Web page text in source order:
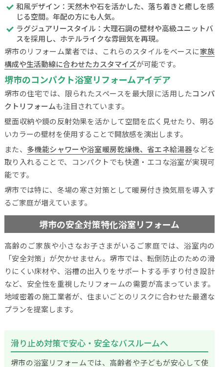
和風デザイン：天然木や石を活かした、落ち着きと癒しを感
じる空間。年配の方にも人気。
ラグジュアリースタイル：大理石調の壁材や高級ユニットバ
スを採用し、ホテルライクな雰囲気を再現。
堺市のリフォーム業者では、これらのスタイルをベースに家族
構成や生活動線に合わせたカスタマイズが可能です。
堺市のコンパクト浴室リフォームアイデア
堺市の住宅では、限られたスペースを最大限に活用したコンパ
クトリフォームも注目されています。
壁面収納や鏡の反射効果を活かして空間を広く見せたり、明る
いカラーの壁材を使用することで開放感を演出します。
また、 多機能シャワーや浴室暖房乾燥機、省エネ給湯器などを
取り入れることで、コンパクトでも快適・エコな浴室が実現可
能です。
堺市では特に、冬場の寒さ対策として暖房付き換気扇を導入す
るご家庭が増えています。
堺市の安全対策特化浴室リフォーム
高齢のご家族や小さなお子さまがいるご家庭では、浴室内の
「安全対策」が欠かせません。堺市では、転倒防止のための滑
りにくい床材や、浴槽の出入りをサポートする手すり付き設計
など、安全性を重視したリフォームの需要が高まっています。
地域密着の施工業者が、住まいごとのリスクに合わせた最適な
プランを提案します。
滑り止め対策で安心・安全なバスルームへ
堺市の浴室リフォームでは、高齢者や子どもが安心して使